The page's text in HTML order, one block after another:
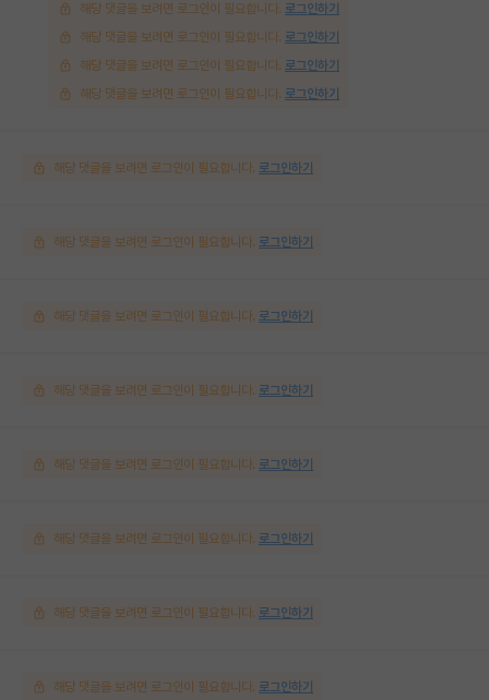
해당 댓글을 보려면 로그인이 필요합니다. 로그인하기
해당 댓글을 보려면 로그인이 필요합니다. 로그인하기
해당 댓글을 보려면 로그인이 필요합니다. 로그인하기
해당 댓글을 보려면 로그인이 필요합니다. 로그인하기
해당 댓글을 보려면 로그인이 필요합니다. 로그인하기
해당 댓글을 보려면 로그인이 필요합니다. 로그인하기
해당 댓글을 보려면 로그인이 필요합니다. 로그인하기
해당 댓글을 보려면 로그인이 필요합니다. 로그인하기
해당 댓글을 보려면 로그인이 필요합니다. 로그인하기
해당 댓글을 보려면 로그인이 필요합니다. 로그인하기
해당 댓글을 보려면 로그인이 필요합니다. 로그인하기
해당 댓글을 보려면 로그인이 필요합니다. 로그인하기